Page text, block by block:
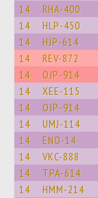
14 RHA-400
14 HLP-450
14 HJP-614
14 REV-872
14 OJP-914
14 XEE-115
14 OJP-914
14 UMJ-114
14 ENO-14
14 VKC-888
14 TPA-614
14 HMM-214